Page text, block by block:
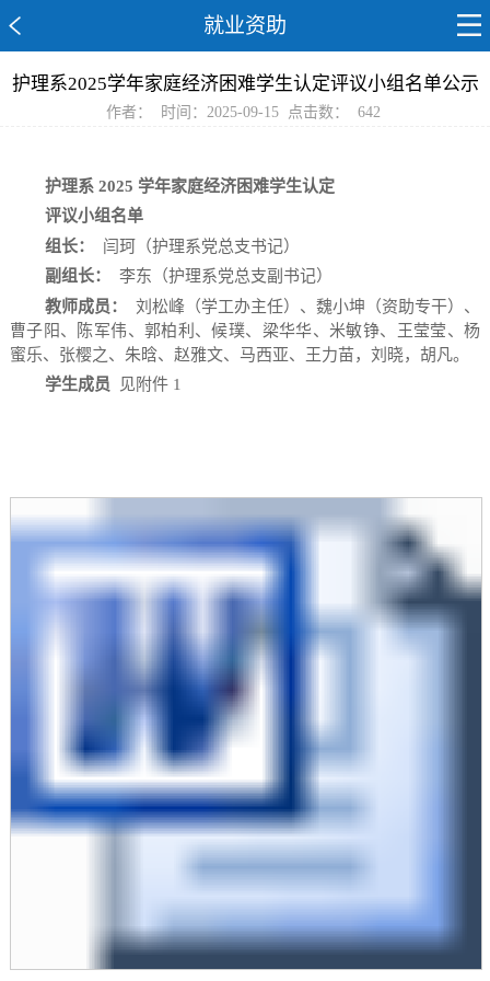
就业资助
护理系2025学年家庭经济困难学生认定评议小组名单公示
作者： 时间：2025-09-15 点击数： 642
护理系 2025 学年家庭经济困难学生认定
评议小组名单
组长：
闫珂（护理系党总支书记）
副组长：
李东（护理系党总支副书记）
教师成员：
刘松峰（学工办主任）、魏小坤（资助专干）、
曹子阳、陈军伟、郭柏利、候璞、梁华华、米敏铮、王莹莹、杨
蜜乐、张樱之、朱晗、赵雅文、马西亚、王力苗，刘晓，胡凡。
学生成员
见附件 1